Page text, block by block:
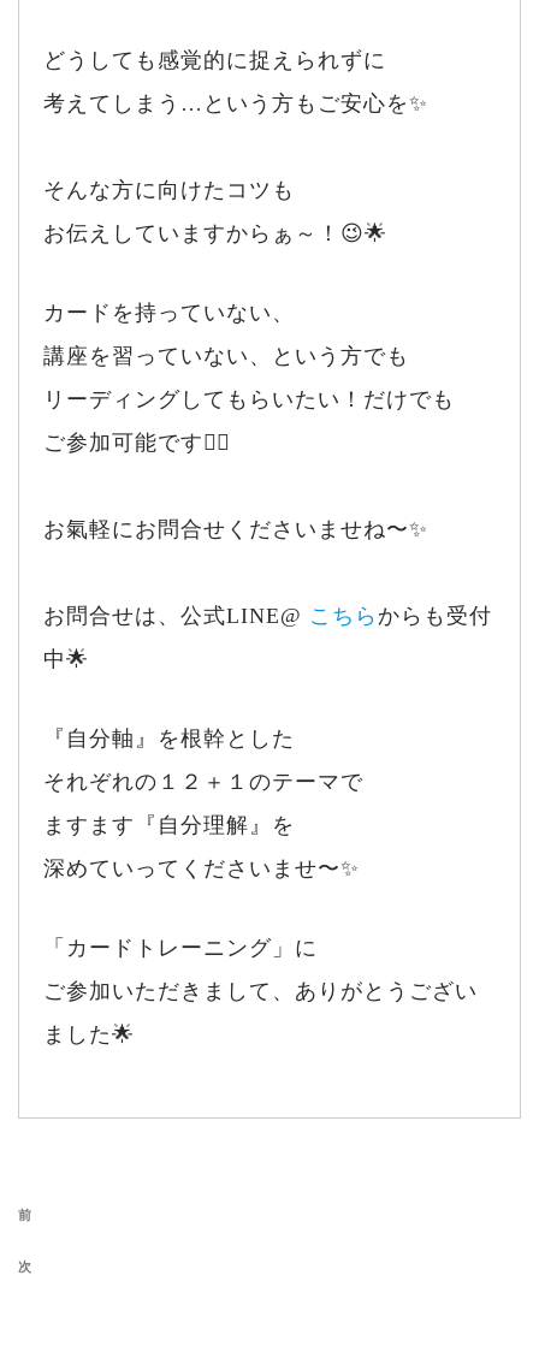
どうしても感覚的に捉えられずに
考えてしまう…という方もご安心を✨
そんな方に向けたコツも
お伝えしていますからぁ～！😉🌟
カードを持っていない、
講座を習っていない、という方でも
リーディングしてもらいたい！だけでも
ご参加可能です🙆‍♀️
お氣軽にお問合せくださいませね〜✨
お問合せは、公式LINE@ こちら からも受付
中🌟
『自分軸』を根幹とした
それぞれの１２＋１のテーマで
ますます『自分理解』を
深めていってくださいませ〜✨
「カードトレーニング」に
ご参加いただきまして、ありがとうござい
ました🌟
前の投稿
前
次の投稿
次